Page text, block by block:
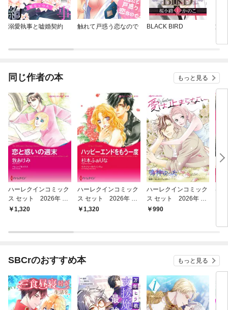
溺愛執事と嘘婚契約 触れて戸惑う恋なので BLACK BIRD
文
同じ作者の本 もっと見る
ハーレクインコミック
ス セット 2026年 vo
l.856
1,320
ハーレクインコミック
ス セット 2026年 vo
l.840
1,320
ハーレクインコミック
ス セット 2026年 vo
l.776
990
は
SBCrのおすすめ本 もっと見る